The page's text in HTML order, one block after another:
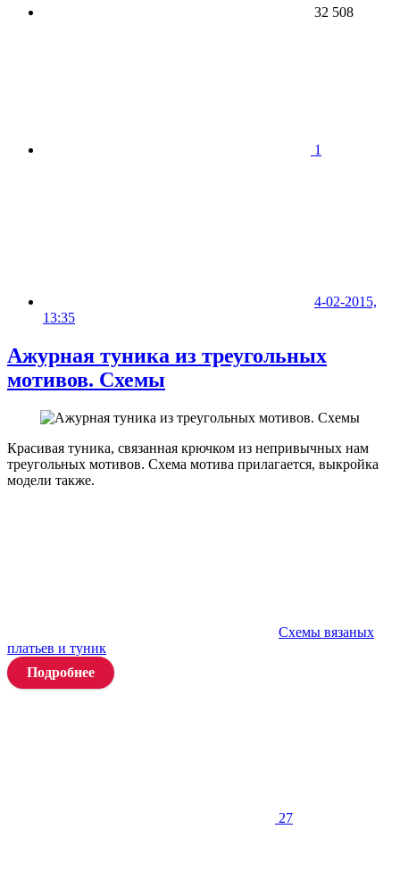
32 508
1
4-02-2015,
13:35
Ажурная туника из треугольных
мотивов. Схемы
Красивая туника, связанная крючком из непривычных нам
треугольных мотивов. Схема мотива прилагается, выкройка
модели также.
Схемы вязаных
платьев и туник
Подробнее
27